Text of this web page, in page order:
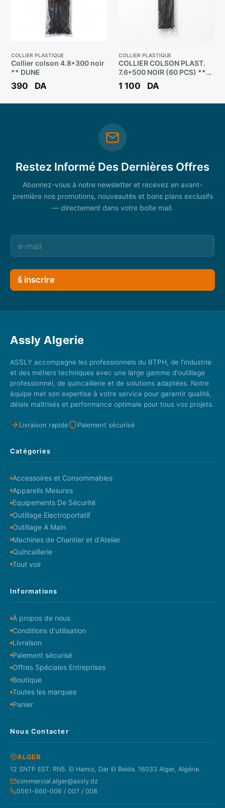
COLLIER PLASTIQUE
Collier colson 4.8*300 noir
** DUNE
390 DA
COLLIER PLASTIQUE
COLLIER COLSON PLAST.
7.6*500 NOIR (60 PCS) **
DUNE
1 100 DA
Restez Informé Des Dernières Offres
Abonnez-vous à notre newsletter et recevez en avant-
première nos promotions, nouveautés et bons plans exclusifs
— directement dans votre boîte mail.
š inscrire
Assly Algerie
ASSLY accompagne les professionnels du BTPH, de l'industrie
et des métiers techniques avec une large gamme d'outillage
professionnel, de quincaillerie et de solutions adaptées. Notre
équipe met son expertise à votre service pour garantir qualité,
délais maîtrisés et performance optimale pour tous vos projets.
Livraison rapide Paiement sécurisé
Catégories
Accessoires et Consommables
Appareils Mesures
Equipements De Sécurité
Outillage Electroportatif
Outillage A Main
Machines de Chantier et d'Atelier
Quincaillerie
Tout voir
Informations
À propos de nous
Conditions d'utilisation
Livraison
Paiement sécurisé
Offres Spéciales Entreprises
Boutique
Toutes les marques
Panier
Nous Contacter
ALGER
12 SNTP EST. RN5. El Hamiz, Dar El Beida. 16033 Alger, Algérie.
commercial.alger@assly.dz
0561-660-006 / 007 / 008